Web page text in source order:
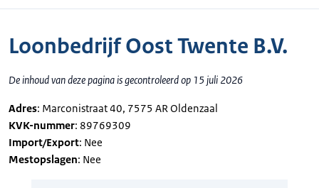
Loonbedrijf Oost Twente B.V.
De inhoud van deze pagina is gecontroleerd op 15 juli 2026
Adres: Marconistraat 40, 7575 AR Oldenzaal
KVK-nummer: 89769309
Import/Export: Nee
Mestopslagen: Nee